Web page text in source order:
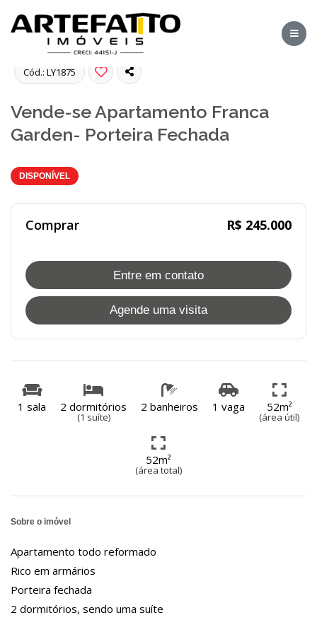
Cód.: LY1875
Vende-se Apartamento Franca
Garden- Porteira Fechada
DISPONÍVEL
Comprar R$ 245.000
Entre em contato
Agende uma visita
1 sala 2 dormitórios
(1 suíte)
2 banheiros 1 vaga 52m²
(área útil)
52m²
(área total)
Sobre o imóvel
Apartamento todo reformado
Rico em armários
Porteira fechada
2 dormitórios, sendo uma suíte